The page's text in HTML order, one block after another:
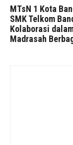
MTsN 1 Kota
SMK Telkom
Kolaborasi
Madrasah